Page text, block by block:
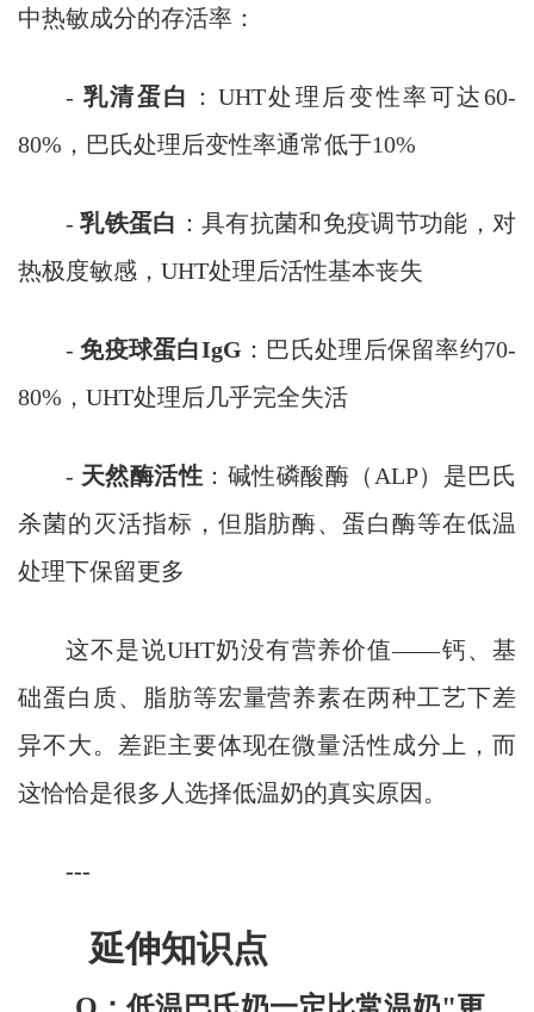
中热敏成分的存活率：
- 乳清蛋白
：UHT处理后变性率可达60-
80%，巴氏处理后变性率通常低于10%
-乳铁蛋白 ：具有抗菌和免疫调节功能，对
热极度敏感，UHT处理后活性基本丧失
-免疫球蛋白IgG ：巴氏处理后保留率约70-
80%，UHT处理后几乎完全失活
- 天然酶活性 ：碱性磷酸酶（ALP）是巴氏
杀菌的灭活指标，但脂肪酶、蛋白酶等在低温
处理下保留更多
这不是说UHT奶没有营养价值——钙、基
础蛋白质、脂肪等宏量营养素在两种工艺下差
异不大。差距主要体现在微量活性成分上，而
这恰恰是很多人选择低温奶的真实原因。
---
延伸知识点